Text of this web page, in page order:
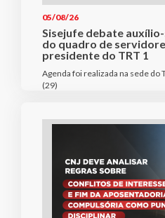
05/08/26
Sisejufe debate
do quadro de
presidente do TRT 1
Agenda foi realizada na sede do
(29)